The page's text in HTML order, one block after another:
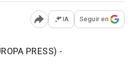
Abrir opciones para
IA Seguir en
PRESS) -